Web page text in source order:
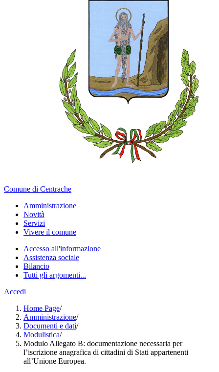
Comune di Centrache
Amministrazione
Novità
Servizi
Vivere il comune
Accesso all'informazione
Assistenza sociale
Bilancio
Tutti gli argomenti...
Accedi
Home Page/
Amministrazione/
Documenti e dati/
Modulistica/
Modulo Allegato B: documentazione necessaria per
l’iscrizione anagrafica di cittadini di Stati appartenenti
all’Unione Europea.